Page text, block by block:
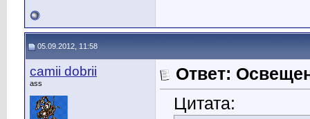
05.09.2012, 11:58
camii dobrii
ass
Ответ:
Цитата: